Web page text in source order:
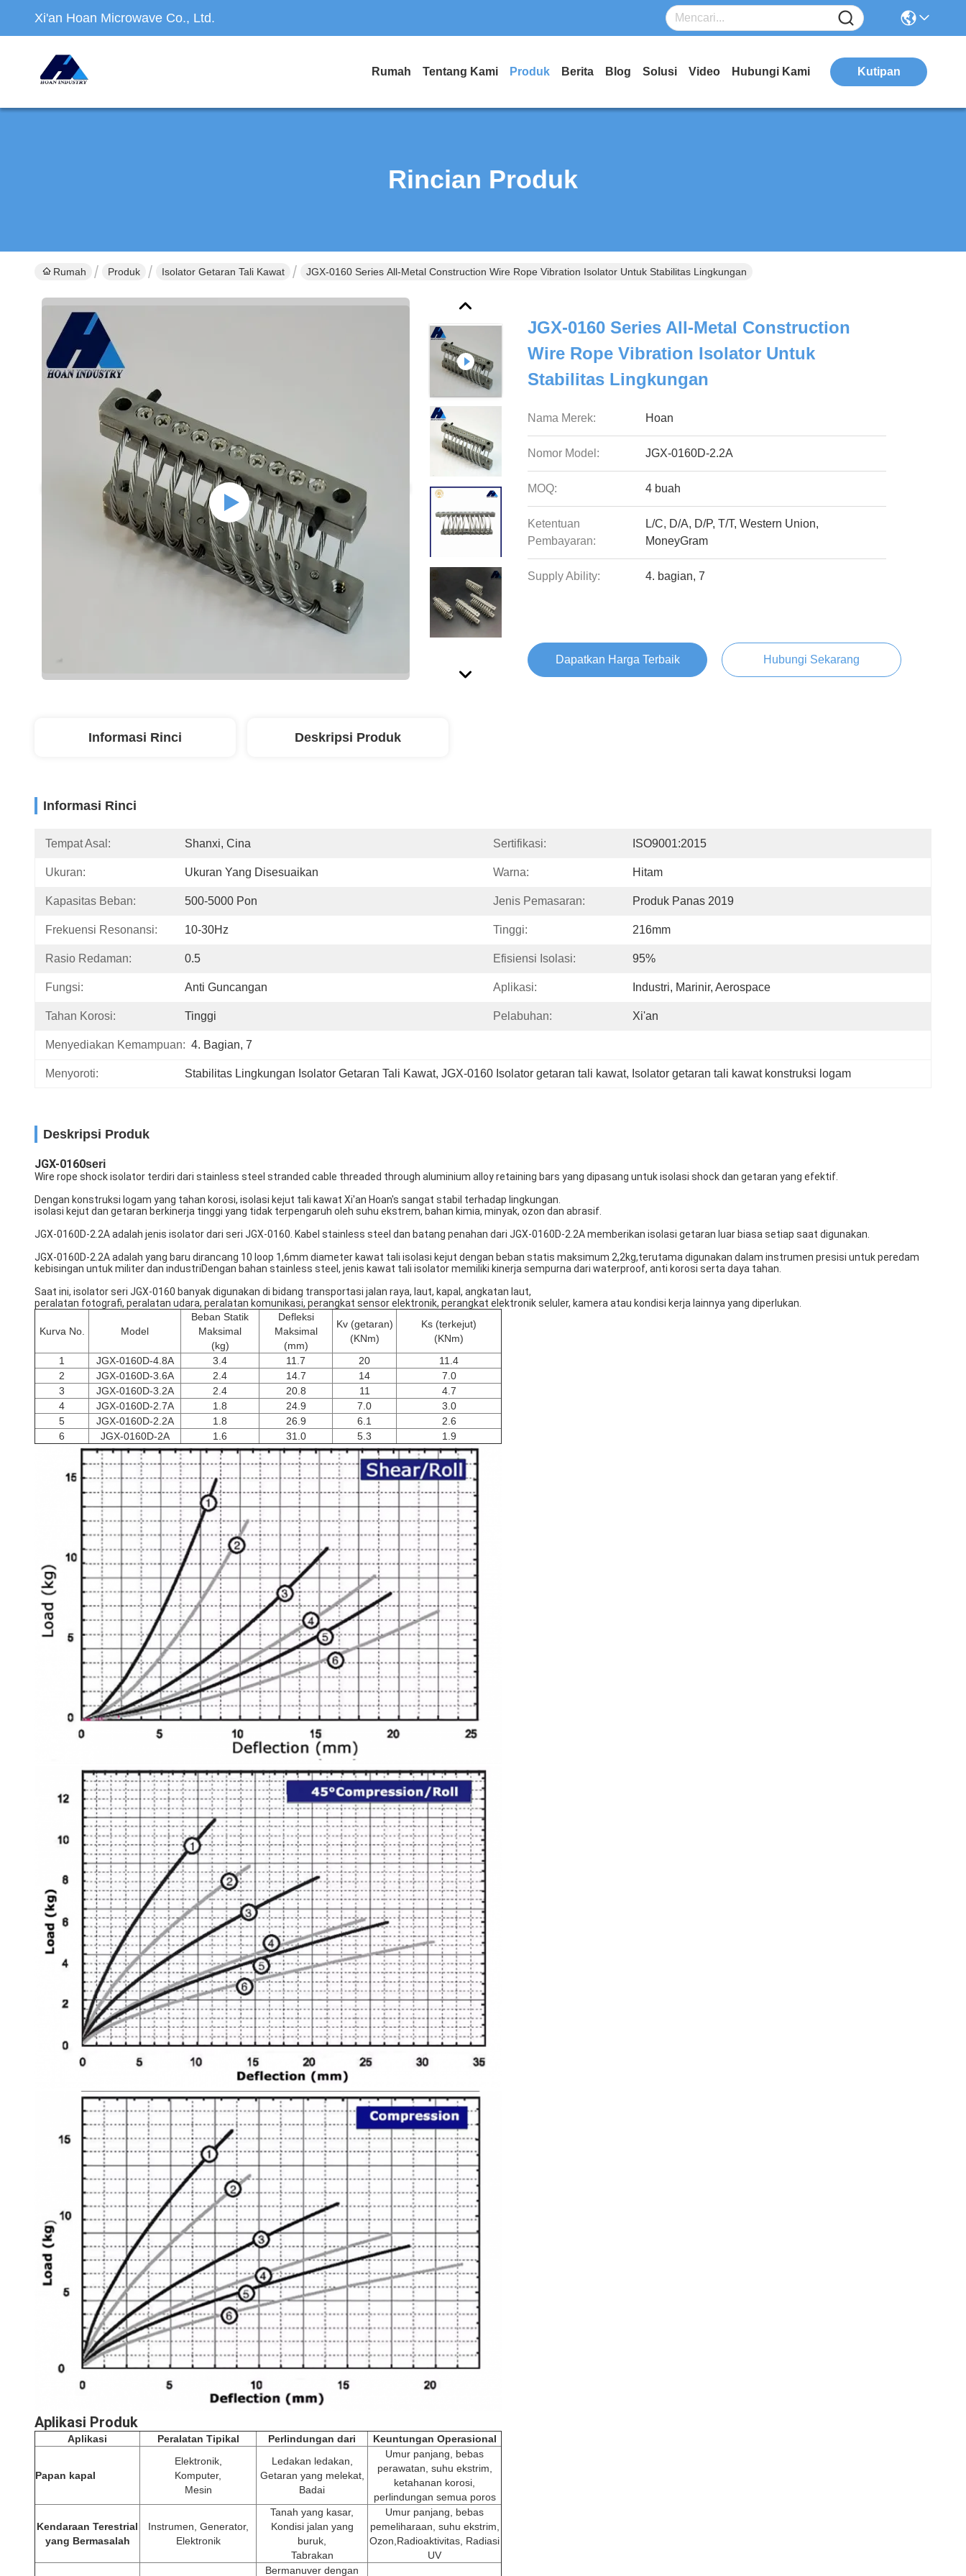
Xi'an Hoan Microwave Co., Ltd.
Rumah Tentang Kami Produk Berita Blog Solusi Video Hubungi Kami Kutipan
Rincian Produk
Rumah Produk Isolator Getaran Tali Kawat JGX-0160 Series All-Metal Construction Wire Rope Vibration Isolator Untuk Stabilitas Lingkungan
JGX-0160 Series All-Metal Construction
Wire Rope Vibration Isolator Untuk
Stabilitas Lingkungan
Nama Merek: Hoan
Nomor Model: JGX-0160D-2.2A
MOQ: 4 buah
Ketentuan
Pembayaran:
L/C, D/A, D/P, T/T, Western Union,
MoneyGram
Supply Ability: 4. bagian, 7
Dapatkan Harga Terbaik Hubungi Sekarang
Informasi Rinci Deskripsi Produk
Informasi Rinci
Tempat Asal: Shanxi, Cina Sertifikasi: ISO9001:2015
Ukuran: Ukuran Yang Disesuaikan Warna: Hitam
Kapasitas Beban: 500-5000 Pon Jenis Pemasaran: Produk Panas 2019
Frekuensi Resonansi: 10-30Hz Tinggi: 216mm
Rasio Redaman: 0.5 Efisiensi Isolasi: 95%
Fungsi: Anti Guncangan Aplikasi: Industri, Marinir, Aerospace
Tahan Korosi: Tinggi Pelabuhan: Xi'an
Menyediakan Kemampuan: 4. Bagian, 7
Menyoroti: Stabilitas Lingkungan Isolator Getaran Tali Kawat, JGX-0160 Isolator getaran tali kawat, Isolator getaran tali kawat konstruksi logam
Deskripsi Produk
JGX-0160seri
Wire rope shock isolator terdiri dari stainless steel stranded cable threaded through aluminium alloy retaining bars yang dipasang untuk isolasi shock dan getaran yang efektif.
Dengan konstruksi logam yang tahan korosi, isolasi kejut tali kawat Xi'an Hoan's sangat stabil terhadap lingkungan.
isolasi kejut dan getaran berkinerja tinggi yang tidak terpengaruh oleh suhu ekstrem, bahan kimia, minyak, ozon dan abrasif.
JGX-0160D-2.2A adalah jenis isolator dari seri JGX-0160. Kabel stainless steel dan batang penahan dari JGX-0160D-2.2A memberikan isolasi getaran luar biasa setiap saat digunakan.
JGX-0160D-2.2A adalah yang baru dirancang 10 loop 1,6mm diameter kawat tali isolasi kejut dengan beban statis maksimum 2,2kg,terutama digunakan dalam instrumen presisi untuk peredam
kebisingan untuk militer dan industriDengan bahan stainless steel, jenis kawat tali isolator memiliki kinerja sempurna dari waterproof, anti korosi serta daya tahan.
Saat ini, isolator seri JGX-0160 banyak digunakan di bidang transportasi jalan raya, laut, kapal, angkatan laut,
peralatan fotografi, peralatan udara, peralatan komunikasi, perangkat sensor elektronik, perangkat elektronik seluler, kamera atau kondisi kerja lainnya yang diperlukan.
Kurva No. Model
Beban Statik
Maksimal
(kg)
Defleksi
Maksimal
(mm)
Kv (getaran)
(KNm)
Ks (terkejut)
(KNm)
1
JGX-0160D-4.8A 3.4 11.7 20
11.4
2
JGX-0160D-3.6A 2.4 14.7 14
7.0
3
JGX-0160D-3.2A 2.4 20.8 11
4.7
4
JGX-0160D-2.7A 1.8 24.9 7.0
3.0
5
JGX-0160D-2.2A 1.8 26.9 6.1
2.6
6
JGX-0160D-2A 1.6 31.0 5.3 1.9
Aplikasi Produk
Aplikasi Peralatan Tipikal Perlindungan dari Keuntungan Operasional
Papan kapal
Elektronik,
Komputer,
Mesin
Ledakan ledakan,
Getaran yang melekat,
Badai
Umur panjang, bebas
perawatan, suhu ekstrim,
ketahanan korosi,
perlindungan semua poros
Kendaraan Terestrial
yang Bermasalah
Instrumen, Generator,
Elektronik
Tanah yang kasar,
Kondisi jalan yang
buruk,
Tabrakan
Umur panjang, bebas
pemeliharaan, suhu ekstrim,
Ozon,Radioaktivitas, Radiasi
UV
Bermanuver dengan